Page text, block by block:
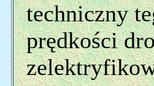
techniczny
prędkości